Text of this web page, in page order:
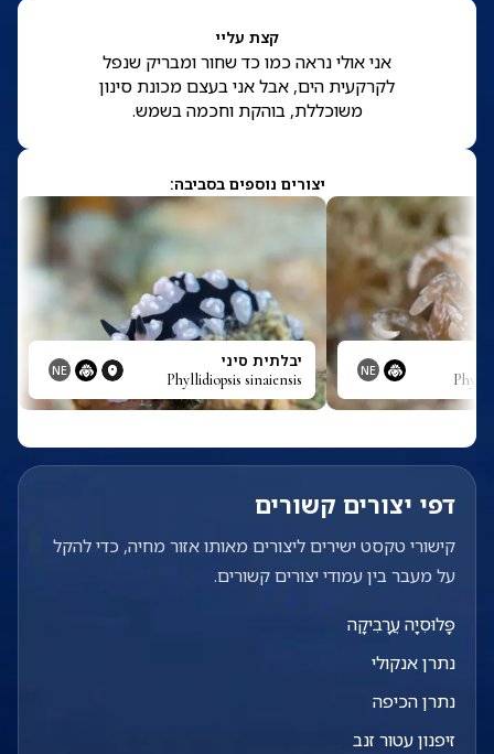
קצת עליי
אני אולי נראה כמו כד שחור ומבריק שנפל
לקרקעית הים, אבל אני בעצם מכונת סינון
משוכללת, בוהקת וחכמה בשמש.
יצורים נוספים בסביבה:
NE יבלתית סיני
Phyllidiopsis sinaiensis
NE
דפי יצורים קשורים
קישורי טקסט ישירים ליצורים מאותו אזור מחיה, כדי להקל
על מעבר בין עמודי יצורים קשורים.
פָּלוּסִיָה עֲרָבִיקָה
נתרן אנקולי
נתרן הכיפה
זיפנון עטור זנב